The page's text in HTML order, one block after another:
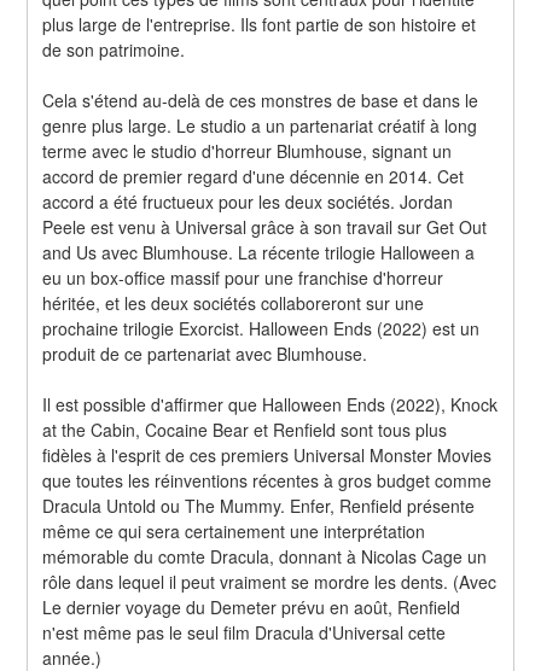
plus large de l'entreprise. Ils font partie de son histoire et
de son patrimoine.
Cela s'étend au-delà de ces monstres de base et dans le
genre plus large. Le studio a un partenariat créatif à long
terme avec le studio d'horreur Blumhouse, signant un
accord de premier regard d'une décennie en 2014. Cet
accord a été fructueux pour les deux sociétés. Jordan
Peele est venu à Universal grâce à son travail sur Get Out
and Us avec Blumhouse. La récente trilogie Halloween a
eu un box-office massif pour une franchise d'horreur
héritée, et les deux sociétés collaboreront sur une
prochaine trilogie Exorcist. Halloween Ends (2022) est un
produit de ce partenariat avec Blumhouse.
Il est possible d'affirmer que Halloween Ends (2022), Knock
at the Cabin, Cocaine Bear et Renfield sont tous plus
fidèles à l'esprit de ces premiers Universal Monster Movies
que toutes les réinventions récentes à gros budget comme
Dracula Untold ou The Mummy. Enfer, Renfield présente
même ce qui sera certainement une interprétation
mémorable du comte Dracula, donnant à Nicolas Cage un
rôle dans lequel il peut vraiment se mordre les dents. (Avec
Le dernier voyage du Demeter prévu en août, Renfield
n'est même pas le seul film Dracula d'Universal cette
année.)